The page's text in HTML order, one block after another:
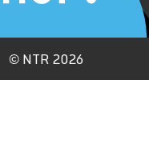
© NTR 2026